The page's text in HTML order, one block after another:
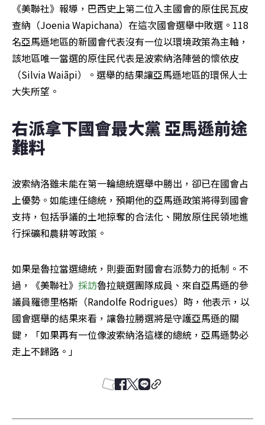
《美聯社》報導，巴西史上第二位入主國會的原住民瓦皮
查納（Joenia Wapichana）在這次國會選舉中敗選。118
名亞馬遜地區的新國會代表沒有一位以環境政策為主軸，
該地區唯一當選的原住民代表是波索納洛陣營的懷依皮
（Silvia Waiãpi）。選舉的結果讓亞馬遜地區的環保人士
大失所望。
右派拿下國會最大黨 亞馬遜前途
難料
波索納洛雖未能在第一輪總統選舉中勝出，卻已在國會占
上優勢。如能連任總統，預期他的亞馬遜政策將得到國會
支持，包括爭議的土地掠奪的合法化、開放原住民領地進
行採礦和農耕等政策。
如果是魯拉當選總統，則要面對國會右派勢力的抵制。不
過，《美聯社》 採訪魯拉競選團隊成員、來自亞馬遜的參
議員羅德里格斯（Randolfe Rodrigues）時，他表示，以
國會選舉的結果來看，讓魯拉勝選將是守護亞馬遜的關
鍵，「如果再有一位像波索納洛這樣的總統，亞馬遜勢必
走上不歸路。」